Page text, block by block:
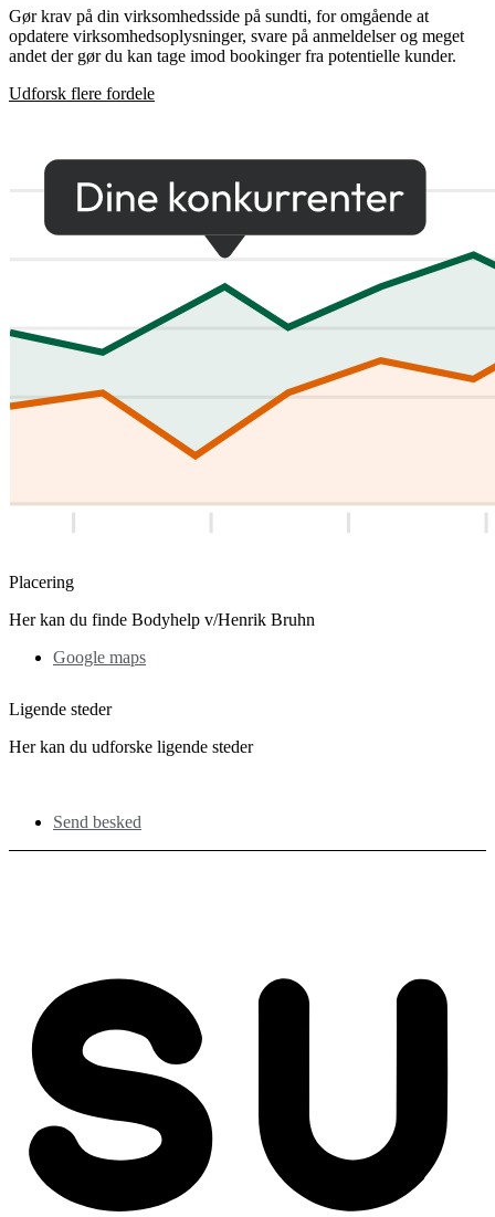
Gør krav på din virksomhedsside på sundti, for omgående at
opdatere virksomhedsoplysninger, svare på anmeldelser og meget
andet der gør du kan tage imod bookinger fra potentielle kunder.
Udforsk flere fordele
Placering
Her kan du finde Bodyhelp v/Henrik Bruhn
Google maps
Ligende steder
Her kan du udforske ligende steder
Send besked